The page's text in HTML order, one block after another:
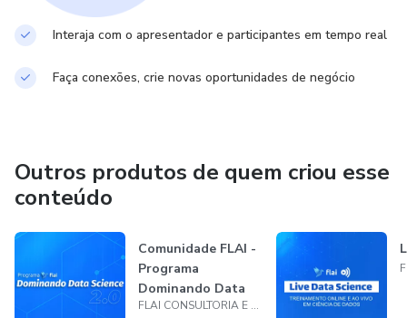
Interaja com o apresentador e participantes em tempo real
Faça conexões, crie novas oportunidades de negócio
Outros produtos de quem criou esse
conteúdo
Comunidade FLAI -
Programa
Dominando Data
Science 2.0
FLAI CONSULTORIA E TREINAMENTO EM TECNOLOGIA LTDA